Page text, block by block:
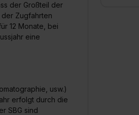
der Großteil der
Zugfahrten
12 Monate, bei
eine
usw.)
erfolgt durch die
SBG sind